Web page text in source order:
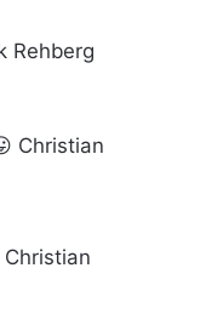
Rehberg
Christian